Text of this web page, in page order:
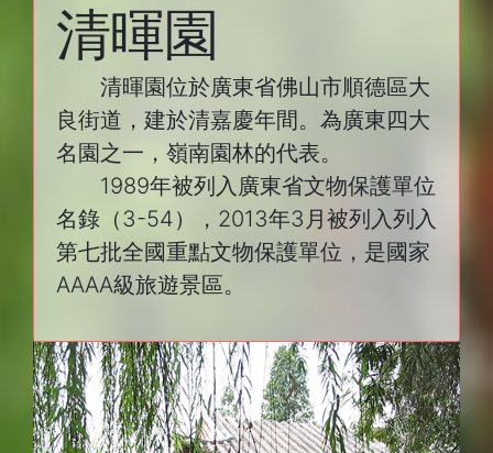
清暉園
清暉園位於廣東省佛山市順德區大
良街道，建於清嘉慶年間。為廣東四大
名園之一，嶺南園林的代表。
1989年被列入廣東省文物保護單位
名錄（3-54），2013年3月被列入列入
第七批全國重點文物保護單位，是國家
AAAA級旅遊景區。